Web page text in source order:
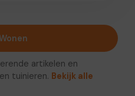
artikelen en
tuinieren. Bekijk alle